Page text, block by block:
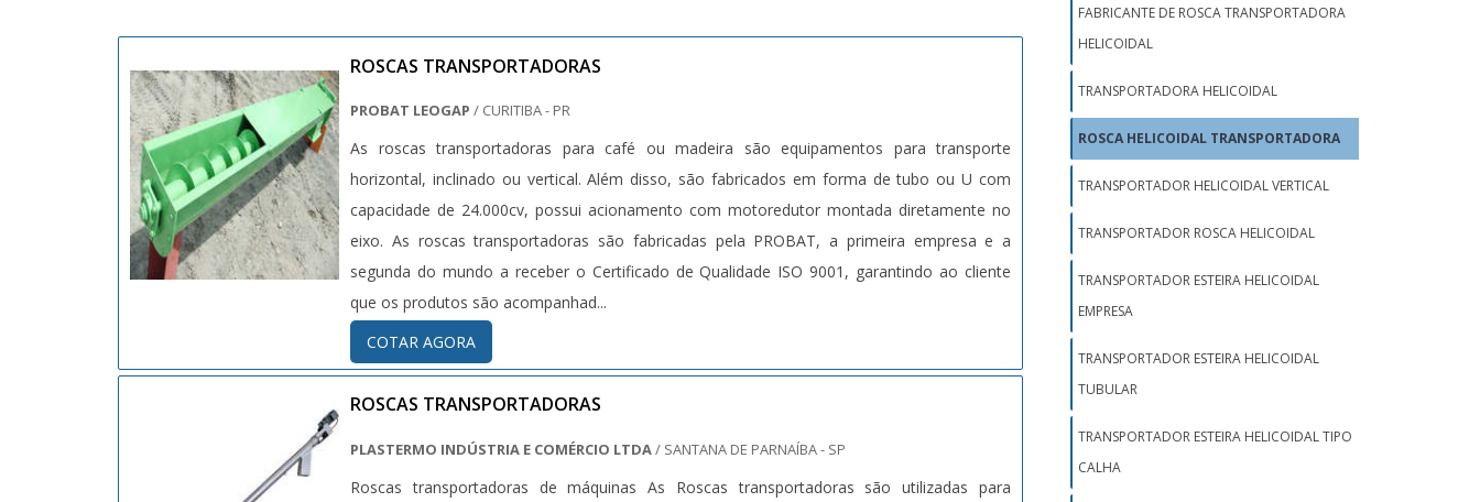
ROSCAS TRANSPORTADORAS
PROBAT LEOGAP/ CURITIBA - PR
As roscas transportadoras para café ou madeira são equipamentos para transporte
horizontal, inclinado ou vertical. Além disso, são fabricados em forma de tubo ou U com
capacidade de 24.000cv, possui acionamento com motoredutor montada diretamente no
eixo. As roscas transportadoras são fabricadas pela PROBAT, a primeira empresa e a
segunda do mundo a receber o Certificado de Qualidade ISO 9001, garantindo ao cliente
que os produtos são acompanhad...
COTAR AGORA
ROSCAS TRANSPORTADORAS
PLASTERMO INDÚSTRIA E COMÉRCIO LTDA/ SANTANA DE PARNAÍBA - SP
Roscas transportadoras de máquinas As Roscas transportadoras são utilizadas para
FABRICANTE DE ROSCA TRANSPORTADORA
HELICOIDAL
TRANSPORTADORA HELICOIDAL
ROSCA HELICOIDAL TRANSPORTADORA
TRANSPORTADOR HELICOIDAL VERTICAL
TRANSPORTADOR ROSCA HELICOIDAL
TRANSPORTADOR ESTEIRA HELICOIDAL
EMPRESA
TRANSPORTADOR ESTEIRA HELICOIDAL
TUBULAR
TRANSPORTADOR ESTEIRA HELICOIDAL TIPO
CALHA